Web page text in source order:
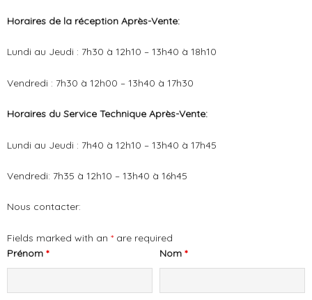
Horaires de la réception Après-Vente:
Lundi au Jeudi : 7h30 à 12h10 – 13h40 à 18h10
Vendredi : 7h30 à 12h00 – 13h40 à 17h30
Horaires du Service Technique Après-Vente:
Lundi au Jeudi : 7h40 à 12h10 – 13h40 à 17h45
Vendredi: 7h35 à 12h10 – 13h40 à 16h45
Nous contacter:
Fields marked with an * are required
Prénom * Nom*